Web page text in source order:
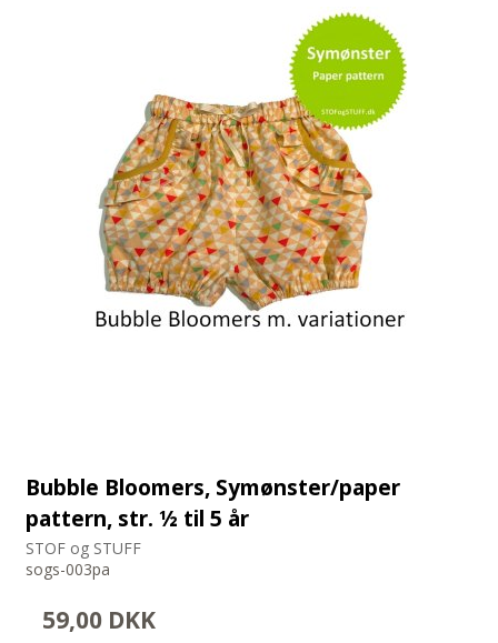
Bubble Bloomers, Symønster/paper
pattern, str. ½ til 5 år
STOF og STUFF
sogs-003pa
59,00 DKK